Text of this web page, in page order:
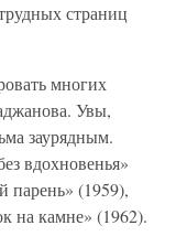
страниц
многих
Увы,
заурядным.
вдохновенья»
(1959),
на камне» (1962).